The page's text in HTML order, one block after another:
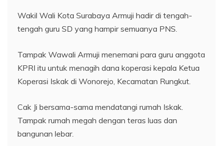
Wakil Wali Kota Surabaya Armuji hadir di tengah-
tengah guru SD yang hampir semuanya PNS.
Tampak Wawali Armuji menemani para guru anggota
KPRI itu untuk menagih dana koperasi kepala Ketua
Koperasi Iskak di Wonorejo, Kecamatan Rungkut.
Cak Ji bersama-sama mendatangi rumah Iskak.
Tampak rumah megah dengan teras luas dan
bangunan lebar.